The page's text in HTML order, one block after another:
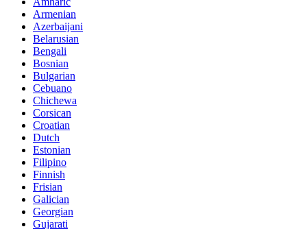
Armenian
Azerbaijani
Belarusian
Bengali
Bosnian
Bulgarian
Cebuano
Chichewa
Corsican
Croatian
Dutch
Estonian
Filipino
Finnish
Frisian
Galician
Georgian
Gujarati